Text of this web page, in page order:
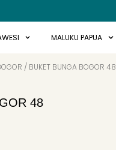
MALUKU PAPUA
/ BUKET BUNGA BOGOR 48
48